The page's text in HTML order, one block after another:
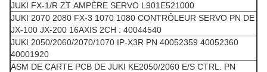
JUKI FX-1/R ZT AMPÈRE SERVO L901E521000
JUKI 2070 2080 FX-3 1070 1080 CONTRÔLEUR SERVO PN DE
JX-100 JX-200 16AXIS 2CH : 40044540
JUKI 2050/2060/2070/1070 IP-X3R PN 40052359 40052360
40001920
ASM DE CARTE PCB DE JUKI KE2050/2060 E/S CTRL. PN